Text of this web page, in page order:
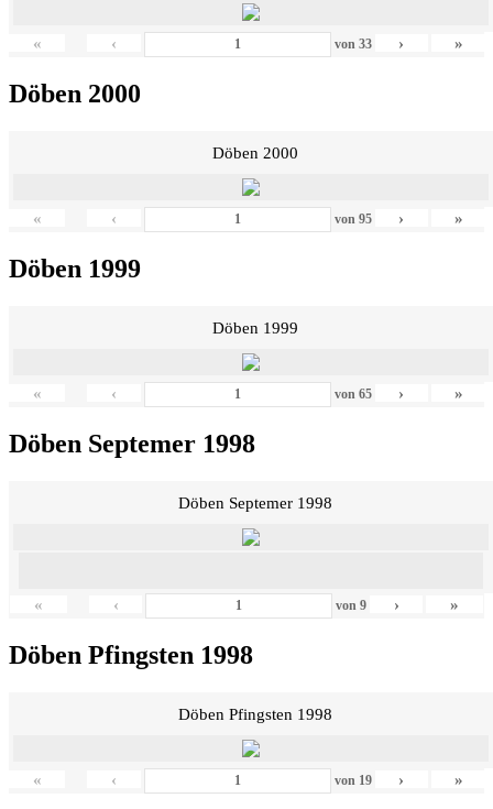
« ‹ von 33 › »
Döben 2000
Döben 2000
« ‹ von 95 › »
Döben 1999
Döben 1999
« ‹ von 65 › »
Döben Septemer 1998
Döben Septemer 1998
« ‹ von9 › »
Döben Pfingsten 1998
Döben Pfingsten 1998
« ‹ von 19 › »